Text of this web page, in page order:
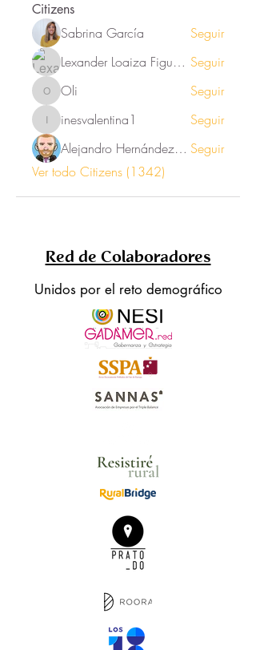
Citizens
Sabrina García
Seguir
Lexander Loaiza Figueroa Seguir
Oli Oli Seguir
inesvalentina1
inesvalentina1
Seguir
Alejandro Hernández Renner Seguir
Ver todo Citizens (1342)
Red de Colaboradores
Unidos por el reto demográfico